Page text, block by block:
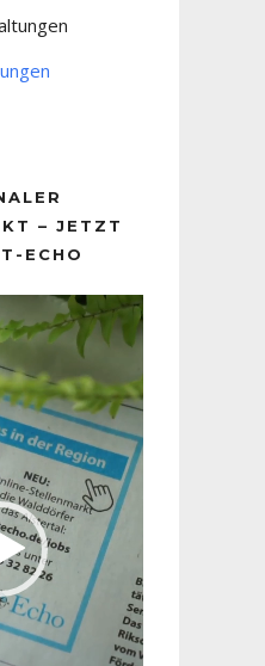
– JETZT
ECHO
Player